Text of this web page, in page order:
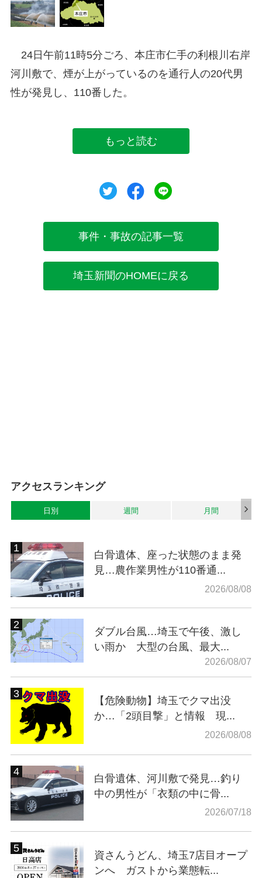
24日午前11時5分ごろ、本庄市仁手の利根川右岸
河川敷で、煙が上がっているのを通行人の20代男
性が発見し、110番した。
もっと読む
ツイートシェア
事件・事故の記事一覧
埼玉新聞のHOMEに戻る
アクセスランキング
日別 週間 月間
白骨遺体、座った状態のまま発
見…農作業男性が110番通...
2026/08/08
ダブル台風…埼玉で午後、激し
い雨か 大型の台風、最大...
2026/08/07
【危険動物】埼玉でクマ出没
か…「2頭目撃」と情報 現...
2026/08/08
白骨遺体、河川敷で発見…釣り
中の男性が「衣類の中に骨...
2026/07/18
資さんうどん、埼玉7店目オープ
ンへ ガストから業態転...